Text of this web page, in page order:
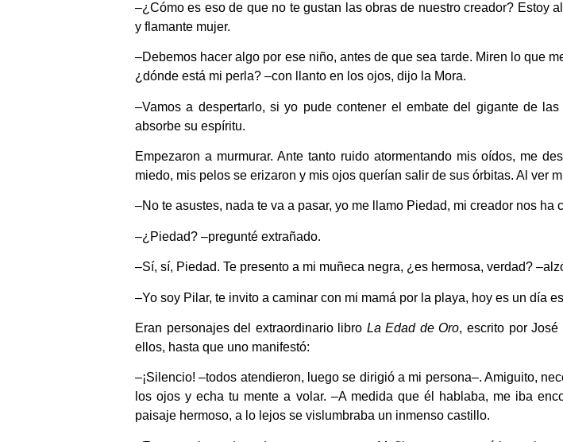
–¿Cómo es eso de que no te gustan las obras de nuestro creador? Estoy
y flamante mujer.
–Debemos hacer algo por ese niño, antes de que sea tarde. Miren lo que
¿dónde está mi perla? –con llanto en los ojos, dijo la Mora.
–Vamos a despertarlo, si yo pude contener el embate del gigante de
absorbe su espíritu.
Empezaron a murmurar. Ante tanto ruido atormentando mis oídos, me
miedo, mis pelos se erizaron y mis ojos querían salir de sus órbitas. Al ver
–No te asustes, nada te va a pasar, yo me llamo Piedad, mi creador nos ha
–¿Piedad? –pregunté extrañado.
–Sí, sí, Piedad. Te presento a mi muñeca negra, ¿es hermosa, verdad?
–Yo soy Pilar, te invito a caminar con mi mamá por la playa, hoy es un día
Eran personajes del extraordinario libro La Edad de Oro, escrito por
ellos, hasta que uno manifestó:
–¡Silencio! –todos atendieron, luego se dirigió a mi persona–. Amiguito,
los ojos y echa tu mente a volar. –A medida que él hablaba, me iba
paisaje hermoso, a lo lejos se vislumbraba un inmenso castillo.